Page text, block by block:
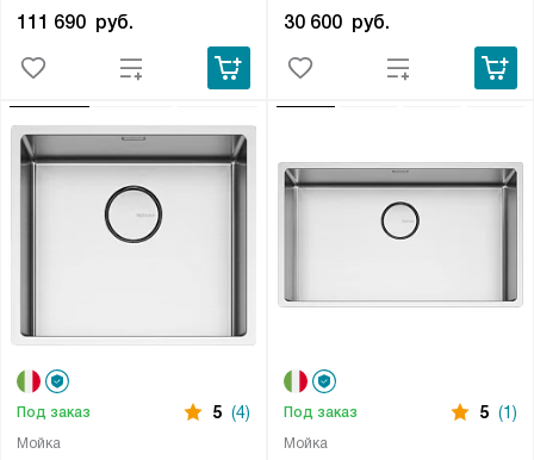
111 690 руб. 30 600 руб.
Мойка
Под заказ 5 (4)
Мойка
Под заказ 5 (1)